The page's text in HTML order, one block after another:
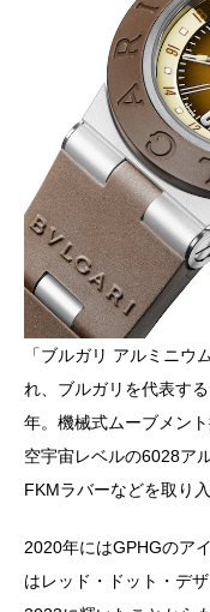
「ブルガリ アルミニウ
れ、ブルガリを代表す
年。機械式ムーブメン
空宇宙レベルの6028ア
FKMラバーなどを取り入
2020年にはGPHGのア
はレッド・ドット・デ